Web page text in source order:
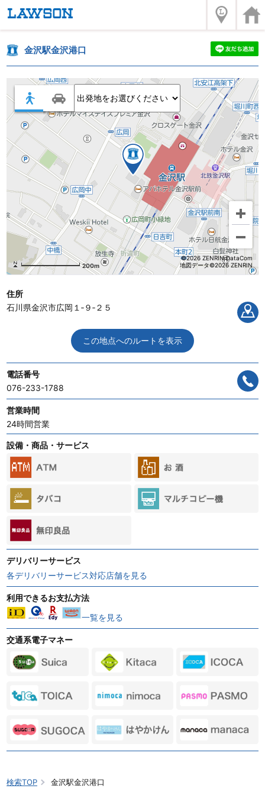
検索TOP 金沢駅金沢港口
金沢駅金沢港口
200m
©2026 ZENRIN DataCom
地図データ©2026 ZENRIN
住所
石川県金沢市広岡１‐９‐２５
この地点へのルートを表示
電話番号
076-233-1788
営業時間
24時間営業
設備・商品・サービス
デリバリーサービス
各デリバリーサービス対応店舗を見る
利用できるお支払方法
一覧を見る
交通系電子マネー